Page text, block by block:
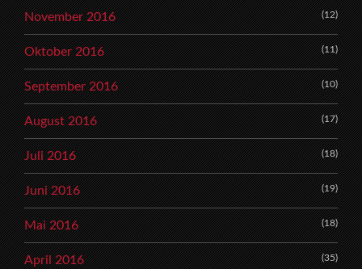
November 2016 (12)
Oktober 2016 (11)
September 2016 (10)
August 2016 (17)
Juli 2016 (18)
Juni 2016 (19)
Mai 2016 (18)
April 2016 (35)